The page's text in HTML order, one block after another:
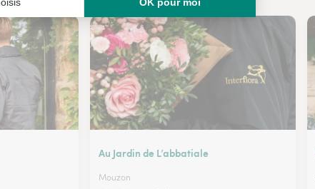
Fleuristes à Signy-
Au Jardin de L’abbatiale
Mouzon